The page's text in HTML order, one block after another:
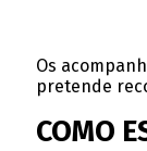
Os
pretende
COMO